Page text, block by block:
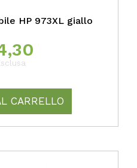
HP 973XL giallo
CARRELLO